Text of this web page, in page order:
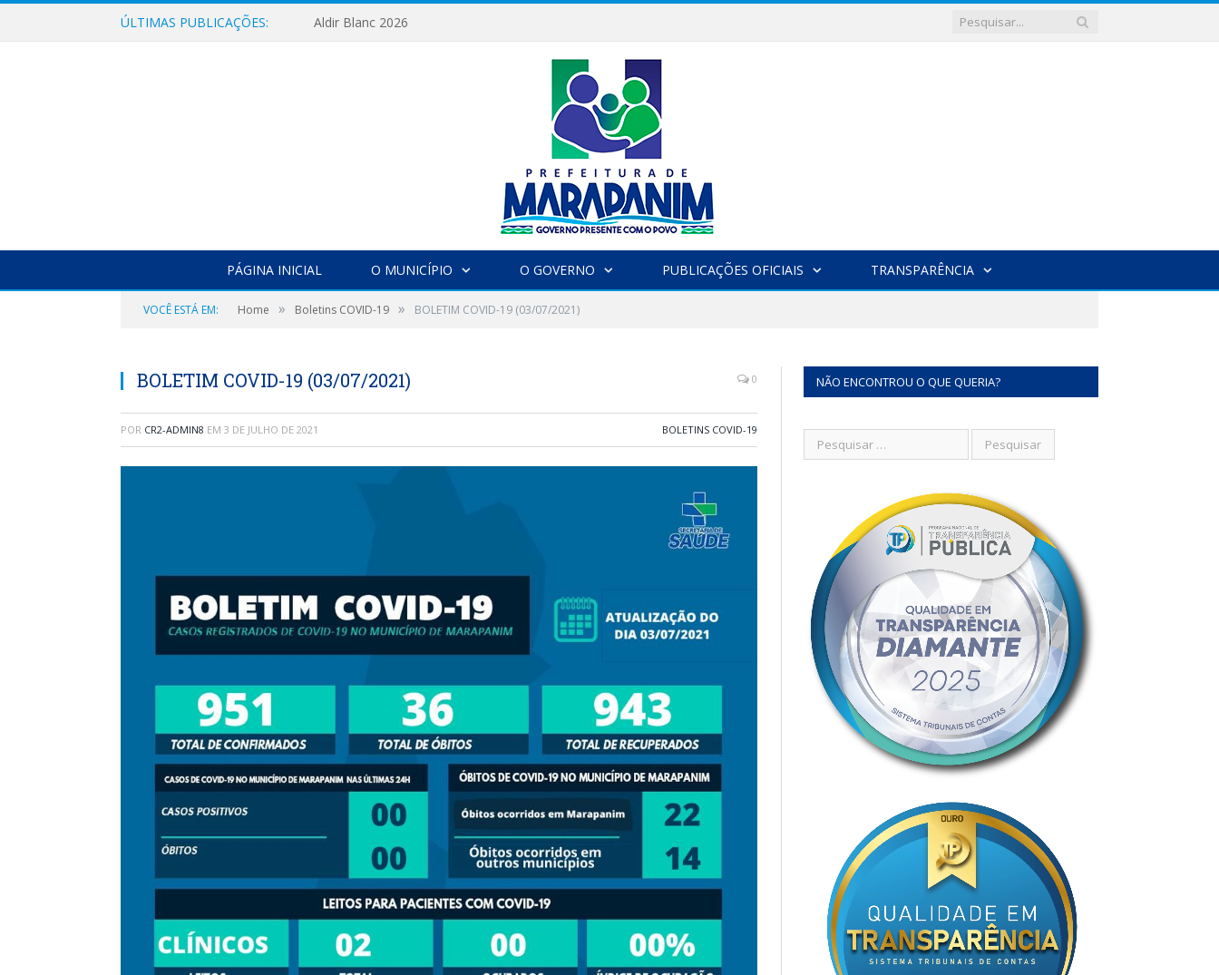
ÚLTIMAS PUBLICAÇÕES: Aldir Blanc 2026
PÁGINA INICIAL O MUNICÍPIO O GOVERNO PUBLICAÇÕES OFICIAIS TRANSPARÊNCIA
VOCÊ ESTÁ EM: Home » Boletins COVID-19 » BOLETIM COVID-19 (03/07/2021)
BOLETIM COVID-19 (03/07/2021) 0
POR CR2-ADMIN8 EM 3 DE JULHO DE 2021 BOLETINS COVID-19
NÃO ENCONTROU O QUE QUERIA?